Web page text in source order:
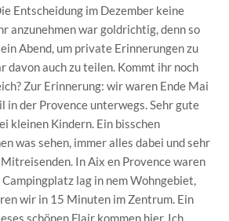
Entscheidung im Dezember keine
anzunehmen war goldrichtig, denn so
Abend, um private Erinnerungen zu
davon auch zu teilen. Kommt ihr noch
Zur Erinnerung: wir waren Ende Mai
in der Provence unterwegs. Sehr gute
kleinen Kindern. Ein bisschen
was sehen, immer alles dabei und sehr
In Aix en Provence waren
lag in nem Wohngebiet,
wir in 15 Minuten im Zentrum. Ein
schönen Flair kommen hier. Ich